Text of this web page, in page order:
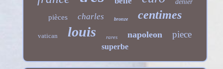
denier
pièces charles bronze centimes
vatican louis rares napoleon piece
superbe